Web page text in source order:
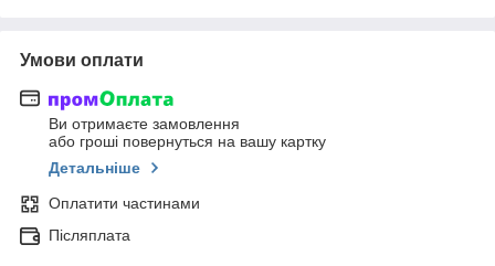
Умови оплати
Ви отримаєте замовлення
або гроші повернуться на вашу картку
Детальніше
Оплатити частинами
Післяплата